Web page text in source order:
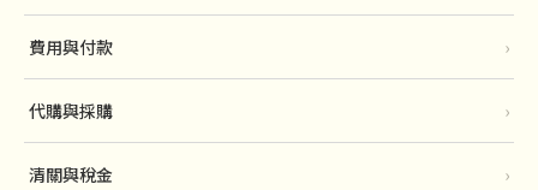
費用與付款 ›
代購與採購 ›
清關與稅金 ›